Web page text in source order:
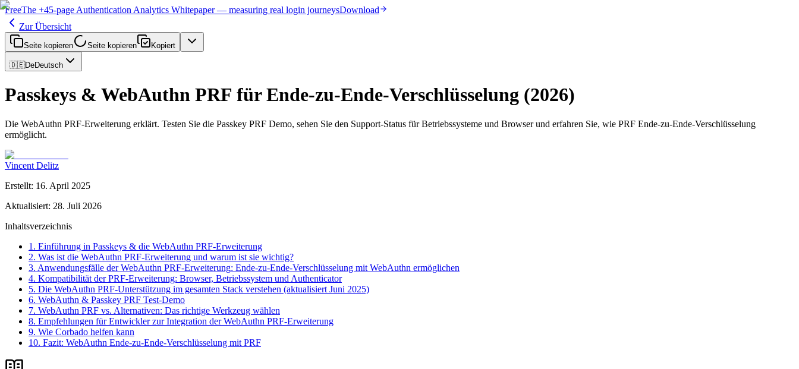
FreeThe +45-page Authentication Analytics Whitepaper — measuring real login journeysDownload
Zur Übersicht
Seite kopieren Seite kopieren Kopiert
🇩🇪DeDeutsch
Passkeys & WebAuthn PRF für Ende-zu-Ende-Verschlüsselung (2026)
Die WebAuthn PRF-Erweiterung erklärt. Testen Sie die Passkey PRF Demo, sehen Sie den Support-Status für Betriebssysteme und Browser und erfahren Sie, wie PRF Ende-zu-Ende-Verschlüsselung
ermöglicht.
Vincent Delitz
Erstellt: 16. April 2025
Aktualisiert: 28. Juli 2026
Inhaltsverzeichnis
1. Einführung in Passkeys & die WebAuthn PRF-Erweiterung
2. Was ist die WebAuthn PRF-Erweiterung und warum ist sie wichtig?
3. Anwendungsfälle der WebAuthn PRF-Erweiterung: Ende-zu-Ende-Verschlüsselung mit WebAuthn ermöglichen
4. Kompatibilität der PRF-Erweiterung: Browser, Betriebssystem und Authenticator
5. Die WebAuthn PRF-Unterstützung im gesamten Stack verstehen (aktualisiert Juni 2025)
6. WebAuthn & Passkey PRF Test-Demo
7. WebAuthn PRF vs. Alternativen: Das richtige Werkzeug wählen
8. Empfehlungen für Entwickler zur Integration der WebAuthn PRF-Erweiterung
9. Wie Corbado helfen kann
10. Fazit: WebAuthn Ende-zu-Ende-Verschlüsselung mit PRF